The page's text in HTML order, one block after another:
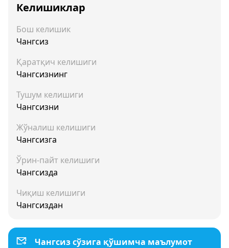
Келишиклар
Бош келишик
Чангсиз
Қаратқич келишиги
Чангсизнинг
Тушум келишиги
Чангсизни
Жўналиш келишиги
Чангсизга
Ўрин-пайт келишиги
Чангсизда
Чиқиш келишиги
Чангсиздан
Чангсиз сўзига қўшимча маълумот